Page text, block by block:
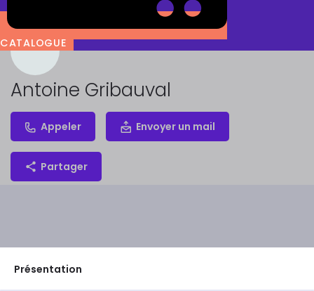
CATALOGUE
Antoine Gribauval
Appeler Envoyer un mail
Partager
Présentation